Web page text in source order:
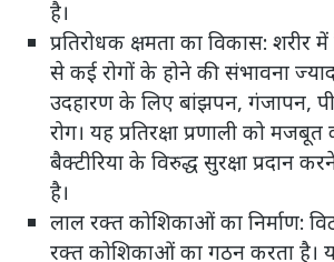
है।
प्रतिरोधक क्षमता का विकास: शरीर
से कई रोगों के होने की संभावना
उदहारण के लिए बांझपन, गंजापन,
रोग। यह प्रतिरक्षा प्रणाली को
बैक्टीरिया के विरुद्ध सुरक्षा प्रदान
है।
लाल रक्त कोशिकाओं का निर्माण:
रक्त कोशिकाओं का गठन करता है।